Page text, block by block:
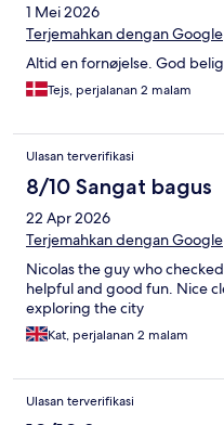
1 Mei 2026
Terjemahkan dengan Google
Altid en fornøjelse. God
Tejs, perjalanan 2 malam
Ulasan terverifikasi
8/10 Sangat bagus
22 Apr 2026
Terjemahkan dengan Google
Nicolas the guy who
helpful and good fun. Nice
exploring the city
Kat, perjalanan 2 malam
Ulasan terverifikasi